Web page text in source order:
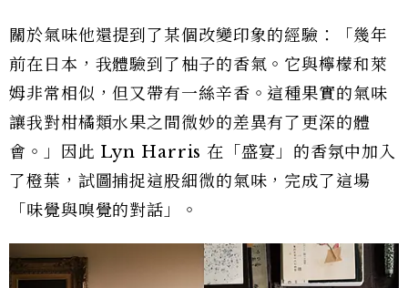
關於氣味他還提到了某個改變印象的經驗：「幾年
前在日本，我體驗到了柚子的香氣。它與檸檬和萊
姆非常相似，但又帶有一絲辛香。這種果實的氣味
讓我對柑橘類水果之間微妙的差異有了更深的體
會。」因此 Lyn Harris 在「盛宴」的香氛中加入
了橙葉，試圖捕捉這股細微的氣味，完成了這場
「味覺與嗅覺的對話」。